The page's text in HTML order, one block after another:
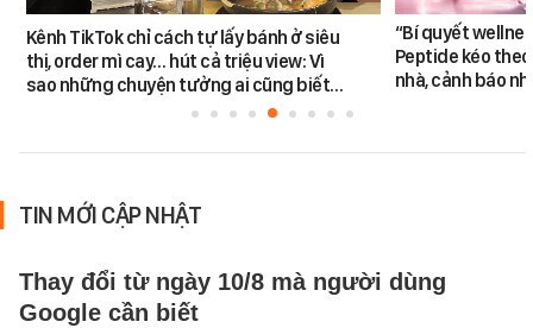
Kênh TikTok chỉ cách tự lấy bánh ở siêu
thị, order mì cay… hút cả triệu view: Vì
sao những chuyện tưởng ai cũng biết…
“Bí quyết
Peptide kéo
nhà, cảnh báo
TIN MỚI CẬP NHẬT
Thay đổi từ ngày 10/8 mà người dùng
Google cần biết